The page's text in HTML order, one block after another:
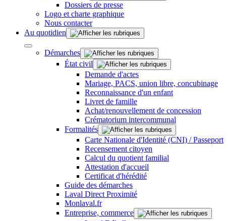
Dossiers de presse
Logo et charte graphique
Nous contacter
Au quotidien
Démarches
État civil
Demande d'actes
Mariage, PACS, union libre, concubinage
Reconnaissance d'un enfant
Livret de famille
Achat/renouvellement de concession
Crématorium intercommunal
Formalités
Carte Nationale d'Identité (CNI) / Passeport
Recensement citoyen
Calcul du quotient familial
Attestation d'accueil
Certificat d'hérédité
Guide des démarches
Laval Direct Proximité
Monlaval.fr
Entreprise, commerce